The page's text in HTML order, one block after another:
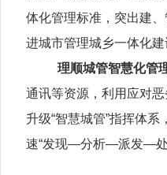
体化管理标准，突出建
进城市管理城乡一体化
理顺城管智慧化管
通讯等资源，利用应对恶
升级“智慧城管”指挥体
速“发现—分析—派发—